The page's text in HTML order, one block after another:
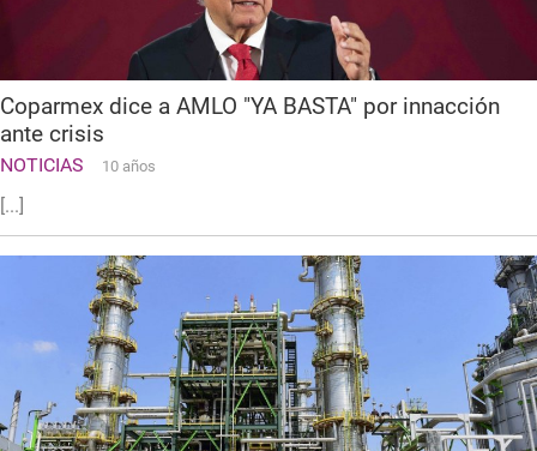
Coparmex dice a AMLO "YA BASTA" por innacción
ante crisis
NOTICIAS 10 años
[...]